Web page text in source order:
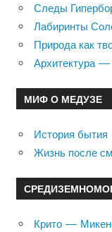
Следы
Лабиринты
Природа как
Архитектура —
МИФ О МЕДУЗЕ
История бытия
Жизнь после
Крито —